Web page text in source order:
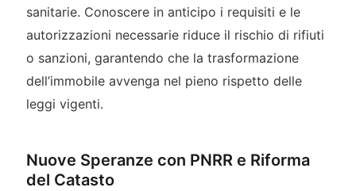
sanitarie. Conoscere in anticipo i requisiti e le
autorizzazioni necessarie riduce il rischio di rifiuti
o sanzioni, garantendo che la trasformazione
dell’immobile avvenga nel pieno rispetto delle
leggi vigenti.
Nuove Speranze con PNRR e Riforma
del Catasto